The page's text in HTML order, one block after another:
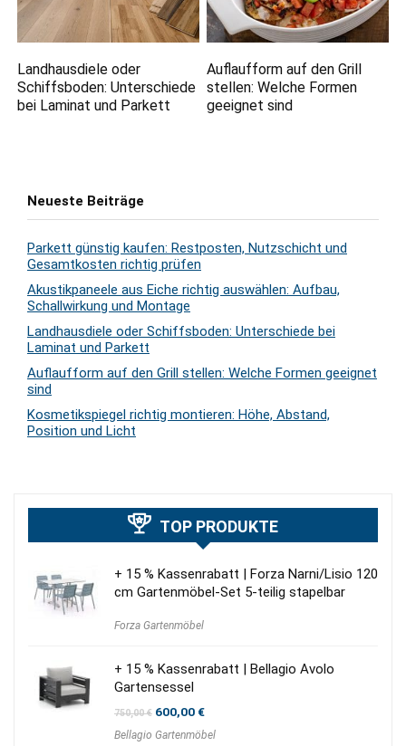
Landhausdiele oder
Schiffsboden: Unterschiede
bei Laminat und Parkett
Auflaufform auf den Grill
stellen: Welche Formen
geeignet sind
Neueste Beiträge
Parkett günstig kaufen: Restposten, Nutzschicht und
Gesamtkosten richtig prüfen
Akustikpaneele aus Eiche richtig auswählen: Aufbau,
Schallwirkung und Montage
Landhausdiele oder Schiffsboden: Unterschiede bei
Laminat und Parkett
Auflaufform auf den Grill stellen: Welche Formen geeignet
sind
Kosmetikspiegel richtig montieren: Höhe, Abstand,
Position und Licht
TOP PRODUKTE
+ 15 % Kassenrabatt | Forza Narni/Lisio 120
cm Gartenmöbel-Set 5-teilig stapelbar
Forza Gartenmöbel
+ 15 % Kassenrabatt | Bellagio Avolo
Gartensessel
750,00€ Ursprünglicher
war:
600,00€Aktueller
ist:
Bellagio Gartenmöbel